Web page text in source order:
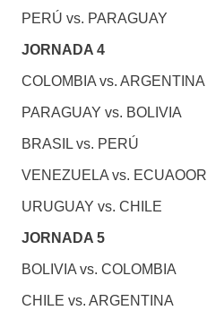
PERÚ vs. PARAGUAY
JORNADA 4
COLOMBIA vs. ARGENTINA
PARAGUAY vs. BOLIVIA
BRASIL vs. PERÚ
VENEZUELA vs. ECUAOOR
URUGUAY vs. CHILE
JORNADA 5
BOLIVIA vs. COLOMBIA
CHILE vs. ARGENTINA